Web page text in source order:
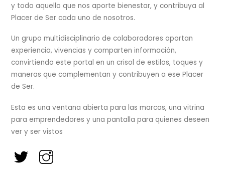
y todo aquello que nos aporte bienestar, y contribuya al
Placer de Ser cada uno de nosotros.
Un grupo multidisciplinario de colaboradores aportan
experiencia, vivencias y comparten información,
convirtiendo este portal en un crisol de estilos, toques y
maneras que complementan y contribuyen a ese Placer
de Ser.
Esta es una ventana abierta para las marcas, una vitrina
para emprendedores y una pantalla para quienes deseen
ver y ser vistos